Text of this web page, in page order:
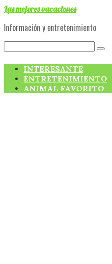
Skip
content
Las mejores vacaciones
Información y entretenimiento
INTERESANTE
ENTRETENIMIENTO
ANIMAL FAVORITO